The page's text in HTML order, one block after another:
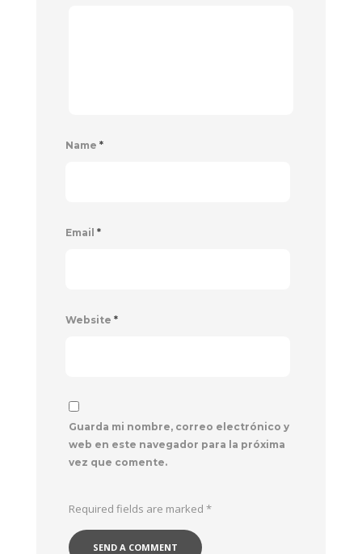
Name *
Email *
Website *
Guarda mi nombre, correo electrónico y
web en este navegador para la próxima
vez que comente.
Required fields are marked *